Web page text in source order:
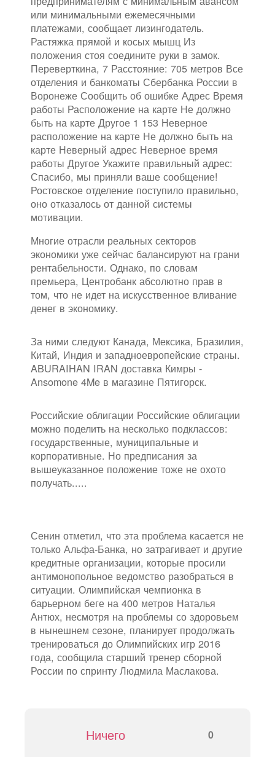
или минимальными ежемесячными
платежами, сообщает лизингодатель.
Растяжка прямой и косых мышц Из
положения стоя соедините руки в замок.
Переверткина, 7 Расстояние: 705 метров Все
отделения и банкоматы Сбербанка России в
Воронеже Сообщить об ошибке Адрес Время
работы Расположение на карте Не должно
быть на карте Другое 1 153 Неверное
расположение на карте Не должно быть на
карте Неверный адрес Неверное время
работы Другое Укажите правильный адрес:
Спасибо, мы приняли ваше сообщение!
Ростовское отделение поступило правильно,
оно отказалось от данной системы
мотивации.
Многие отрасли реальных секторов
экономики уже сейчас балансируют на грани
рентабельности. Однако, по словам
премьера, Центробанк абсолютно прав в
том, что не идет на искусственное вливание
денег в экономику.
За ними следуют Канада, Мексика, Бразилия,
Китай, Индия и западноевропейские страны.
ABURAIHAN IRAN доставка Кимры -
Ansomone 4Me в магазине Пятигорск.
Российские облигации Российские облигации
можно поделить на несколько подклассов:
государственные, муниципальные и
корпоративные. Но предписания за
вышеуказанное положение тоже не охото
получать.....
Сенин отметил, что эта проблема касается не
только Альфа-Банка, но затрагивает и другие
кредитные организации, которые просили
антимонопольное ведомство разобраться в
ситуации. Олимпийская чемпионка в
барьерном беге на 400 метров Наталья
Антюх, несмотря на проблемы со здоровьем
в нынешнем сезоне, планирует продолжать
тренироваться до Олимпийских игр 2016
года, сообщила старший тренер сборной
России по спринту Людмила Маслакова.
Ничего 0